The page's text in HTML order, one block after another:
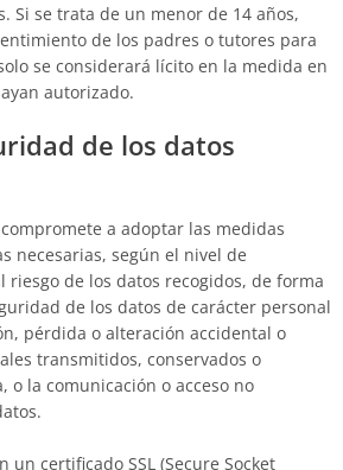
. Si se trata de un menor de 14 años,
de los padres o tutores para
se considerará lícito en la medida en
autorizado.
de los datos
a adoptar las medidas
necesarias, según el nivel de
riesgo de los datos recogidos, de forma
de los datos de carácter personal
pérdida o alteración accidental o
transmitidos, conservados o
o la comunicación o acceso no
un certificado SSL (Secure Socket